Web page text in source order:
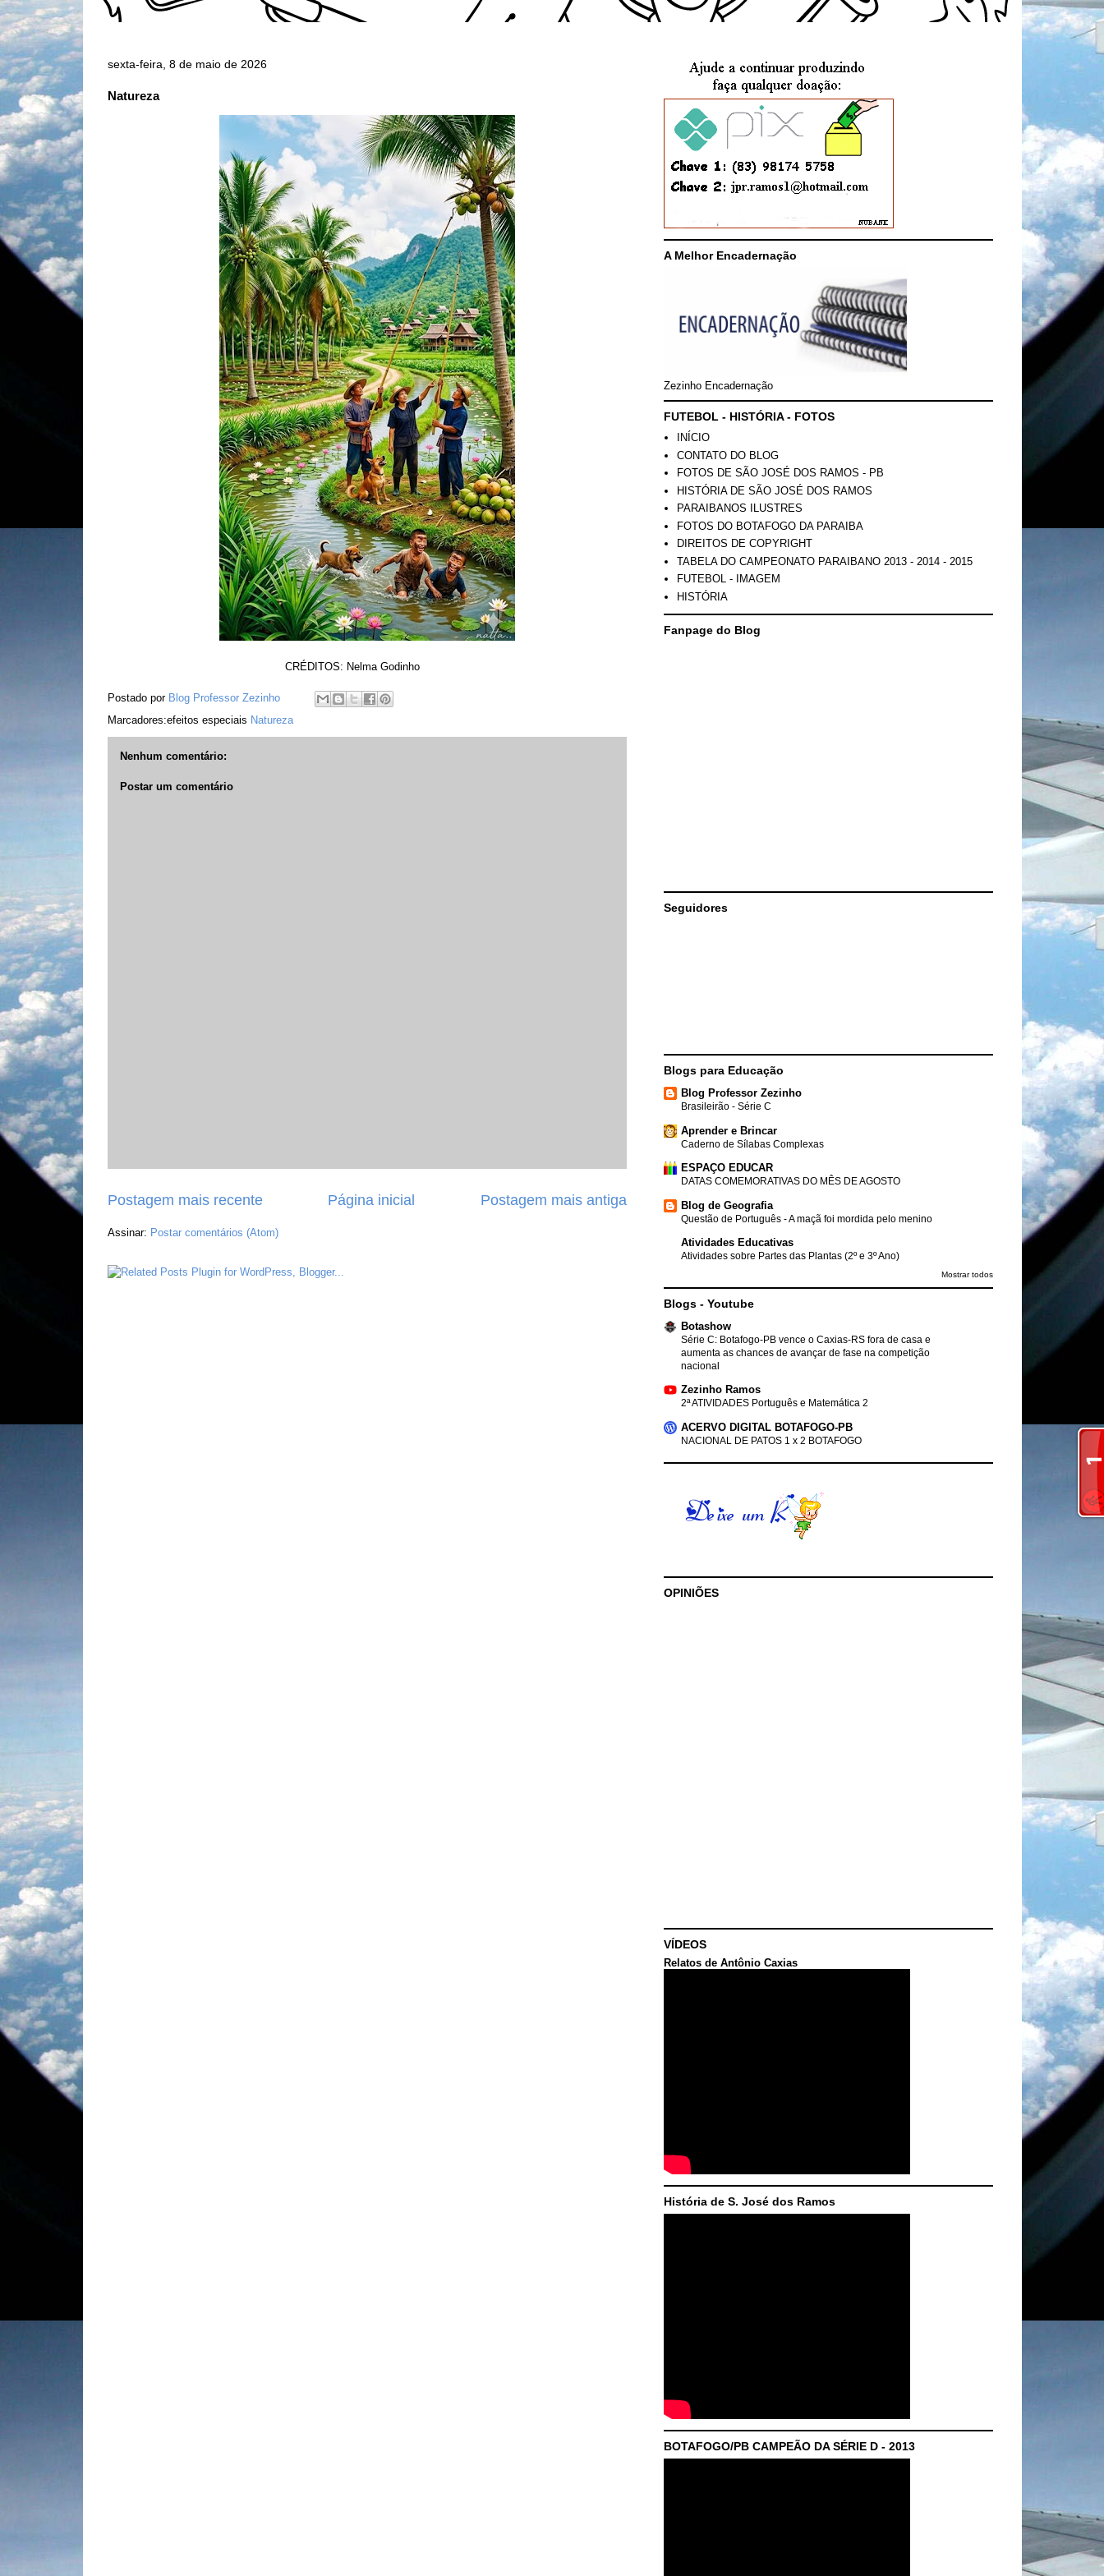
sexta-feira, 8 de maio de 2026
Natureza
CRÉDITOS: Nelma Godinho
Postado por Blog Professor Zezinho
Marcadores:efeitos especiais Natureza
Nenhum comentário:
Postar um comentário
Postagem mais recente Postagem mais antiga
Página inicial
Assinar: Postar comentários (Atom)
A Melhor Encadernação
Zezinho Encadernação
FUTEBOL - HISTÓRIA - FOTOS
INÍCIO
CONTATO DO BLOG
FOTOS DE SÃO JOSÉ DOS RAMOS - PB
HISTÓRIA DE SÃO JOSÉ DOS RAMOS
PARAIBANOS ILUSTRES
FOTOS DO BOTAFOGO DA PARAIBA
DIREITOS DE COPYRIGHT
TABELA DO CAMPEONATO PARAIBANO 2013 - 2014 - 2015
FUTEBOL - IMAGEM
HISTÓRIA
Fanpage do Blog
Seguidores
Blogs para Educação
Blog Professor Zezinho
Brasileirão - Série C
Aprender e Brincar
Caderno de Sílabas Complexas
ESPAÇO EDUCAR
DATAS COMEMORATIVAS DO MÊS DE AGOSTO
Blog de Geografia
Questão de Português - A maçã foi mordida pelo menino
Atividades Educativas
Atividades sobre Partes das Plantas (2º e 3º Ano)
Mostrar todos
Blogs - Youtube
Botashow
Série C: Botafogo-PB vence o Caxias-RS fora de casa e
aumenta as chances de avançar de fase na competição
nacional
Zezinho Ramos
2ª ATIVIDADES Português e Matemática 2
ACERVO DIGITAL BOTAFOGO-PB
NACIONAL DE PATOS 1 x 2 BOTAFOGO
OPINIÕES
VÍDEOS
Relatos de Antônio Caxias
História de S. José dos Ramos
BOTAFOGO/PB CAMPEÃO DA SÉRIE D - 2013